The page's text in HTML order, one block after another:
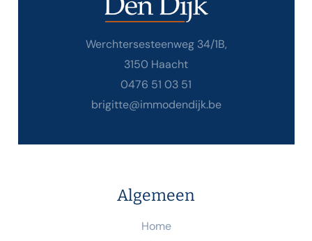
Werchtersesteenweg 34/1B,
3150 Haacht
0476 51 03 51
brigitte@immodendijk.be
Algemeen
Home